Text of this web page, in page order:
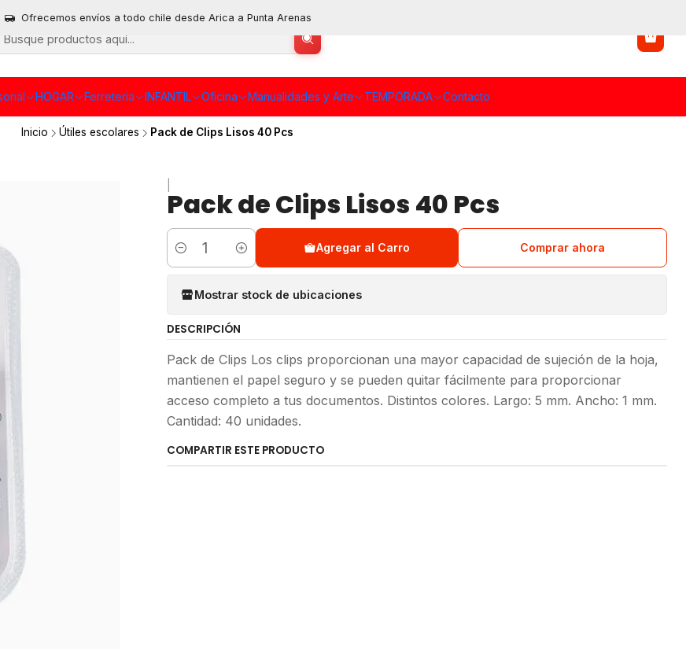
HOGAR Ferreteria INFANTIL Oficina Manualidades y Arte TEMPORADA Contacto
Ofrecemos envíos a todo chile desde Arica a Punta Arenas
Inicio Útiles escolares Pack de Clips Lisos 40 Pcs
Pack de Clips Lisos 40 Pcs
Cantidad
Agregar al Carro Comprar ahora
Mostrar stock de ubicaciones
DESCRIPCIÓN
Pack de Clips Los clips proporcionan una mayor capacidad de sujeción de la hoja,
mantienen el papel seguro y se pueden quitar fácilmente para proporcionar
acceso completo a tus documentos. Distintos colores. Largo: 5 mm. Ancho: 1 mm.
Cantidad: 40 unidades.
COMPARTIR ESTE PRODUCTO